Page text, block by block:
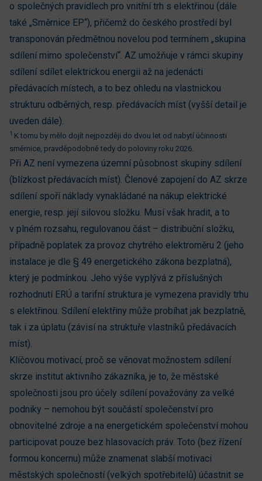
o společných pravidlech pro vnitřní trh s elektřinou (dále
také „Směrnice EP“), přičemž do českého prostředí byl
transponován předmětnou novelou pod termínem „skupina
sdílení mimo společenství“. AZ umožňuje v rámci skupiny
sdílení sdílet elektrickou energii až na jedenácti
předávacích místech, a to bez ohledu na vlastnickou
strukturu odběrných, resp. předávacích míst (vyšší detail je
uveden dále).
1 K tomu by mělo dojít nejpozději do dvou let od nabytí účinnosti
směrnice, pravděpodobně tedy do poloviny roku 2026.
Při AZ není vymezena územní působnost skupiny sdílení
(blízkost předávacích míst). Členové zapojení do AZ skrze
sdílení spoří náklady vynakládané na nákup elektrické
energie, resp. její silovou složku. Musí však hradit, a to
v plném rozsahu, regulovanou část – distribuční složku,
případně poplatek za provoz chytrého elektroměru 2 (jeho
instalace je dle § 49 energetického zákona bezplatná),
který je podmínkou. Jeho výše vyplývá z příslušných
rozhodnutí ERÚ a tarifní struktura je vymezena pravidly trhu
s elektřinou. Sdílení elektřiny může probíhat jak bezplatně,
tak i za úplatu (závisí na struktuře vlastníků předávacích
míst).
Klíčovou motivací, proč se věnovat možnostem sdílení
skrze institut aktivního zákazníka, je to, že městské
společnosti jsou pro účely sdílení považovány za velké
podniky – nemohou být součástí společenství pro
obnovitelné zdroje a na energetickém společenství mohou
participovat pouze bez hlasovacích práv. Toto (bez řízení
formou koncernu) může znamenat slabší motivaci
městských společností (velkých spotřebitelů) účastnit se